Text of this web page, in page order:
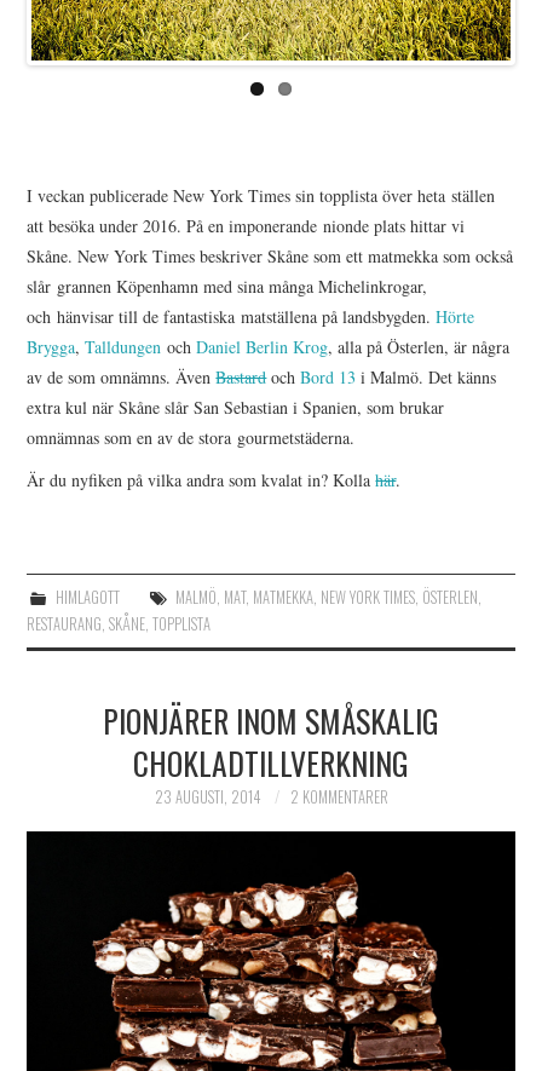
I veckan publicerade New York Times sin topplista över heta ställen
att besöka under 2016. På en imponerande nionde plats hittar vi
Skåne. New York Times beskriver Skåne som ett matmekka som också
slår grannen Köpenhamn med sina många Michelinkrogar,
och hänvisar till de fantastiska matställena på landsbygden.Hörte
Brygga,Talldungen ochDaniel Berlin Krog, alla på Österlen, är några
av de som omnämns. ÄvenBastardochBord 13 i Malmö. Det känns
extra kul när Skåne slår San Sebastian i Spanien, som brukar
omnämnas som en av de stora gourmetstäderna.
Är du nyfiken på vilka andra som kvalat in? Kollahär.
HIMLAGOTT MALMÖ, MAT, MATMEKKA, NEW YORK TIMES, ÖSTERLEN,
RESTAURANG,SKÅNE,TOPPLISTA
PIONJÄRER INOM SMÅSKALIG
CHOKLADTILLVERKNING
23 AUGUSTI, 2014 2 KOMMENTARER